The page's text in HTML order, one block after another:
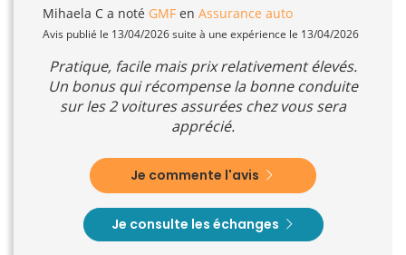
Mihaela C a noté GMF en Assurance auto
Avis publié le 13/04/2026 suite à une expérience le 13/04/2026
Pratique, facile mais prix relativement élevés.
Un bonus qui récompense la bonne conduite
sur les 2 voitures assurées chez vous sera
apprécié.
Je commente l'avis
Je consulte les échanges